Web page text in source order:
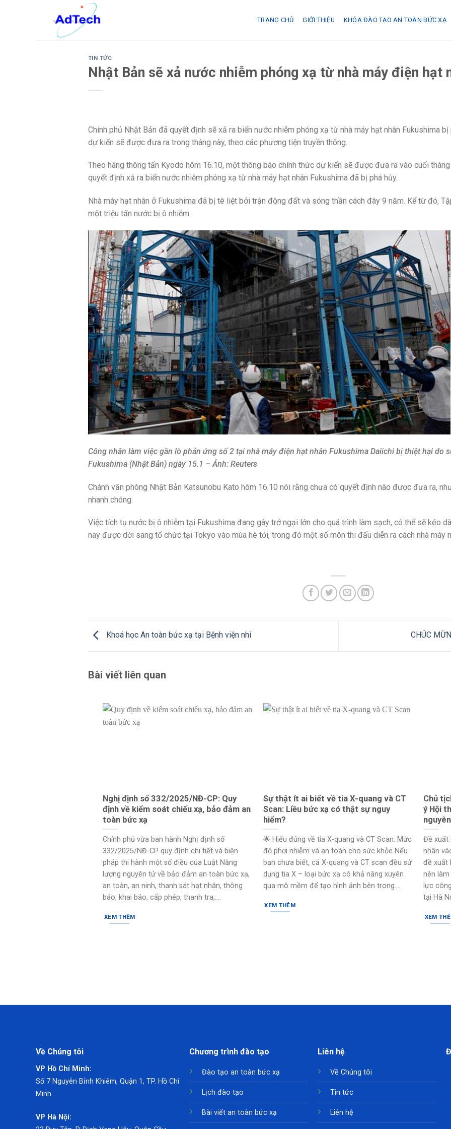
TRANG CHỦ GIỚI THIỆU KHÓA ĐÀO TẠO AN TOÀN BỨC XẠ
TIN TỨC
Nhật Bản sẽ xả nước nhiễm phóng xạ từ nhà máy điện hạt
Chính phủ Nhật Bản đã quyết định sẽ xả ra biển nước nhiễm phóng xạ từ nhà máy hạt nhân Fukushima
dự kiến sẽ được đưa ra trong tháng này, theo các phương tiện truyền thông.
Theo hãng thông tấn Kyodo hôm 16.10, một thông báo chính thức dự kiến sẽ được đưa ra vào cuối
quyết định xả ra biển nước nhiễm phóng xạ từ nhà máy hạt nhân Fukushima đã bị phá hủy.
Nhà máy hạt nhân ở Fukushima đã bị tê liệt bởi trận động đất và sóng thần cách đây 9 năm. Kể từ đó,
một triệu tấn nước bị ô nhiễm.
Công nhân làm việc gần lò phản ứng số 2 tại nhà máy điện hạt nhân Fukushima Daiichi bị thiệt hại do
Fukushima (Nhật Bản) ngày 15.1 – Ảnh: Reuters
Chánh văn phòng Nhật Bản Katsunobu Kato hôm 16.10 nói rằng chưa có quyết định nào được đưa ra,
nhanh chóng.
Việc tích tụ nước bị ô nhiễm tại Fukushima đang gây trở ngại lớn cho quá trình làm sạch, có thể sẽ kéo
nay được dời sang tổ chức tại Tokyo vào mùa hè tới, trong đó một số môn thi đấu diễn ra cách nhà máy
Khoá học An toàn bức xạ tại Bệnh viện nhi CHÚC
Bài viết liên quan
Nghị định số 332/2025/NĐ-CP: Quy
định về kiểm soát chiếu xạ, bảo đảm an
toàn bức xạ
Chính phủ vừa ban hành Nghị định số
332/2025/NĐ-CP quy định chi tiết và biện
pháp thi hành một số điều của Luật Năng
lượng nguyên tử về bảo đảm an toàn bức xạ,
an toàn, an ninh, thanh sát hạt nhân, thông
báo, khai báo, cấp phép, thanh tra,....
XEM THÊM
Sự thật ít ai biết về tia X-quang và CT
Scan: Liều bức xạ có thật sự nguy
hiểm?
🌟 Hiểu đúng về tia X-quang và CT Scan: Mức
độ phơi nhiễm và an toàn cho sức khỏe Nếu
bạn chưa biết, cả X-quang và CT scan đều sử
dụng tia X – loại bức xạ có khả năng xuyên
qua mô mềm để tạo hình ảnh bên trong....
XEM THÊM
Chủ
ý Hội
Đề xuất
nhân
đề xuất
nên
lực
tại Hà
XEM
Về Chúng tôi
VP Hồ Chí Minh:
Số 7 Nguyễn Bỉnh Khiêm, Quận 1, TP. Hồ Chí
Minh.
VP Hà Nội:
Chương trình đào tạo
Đào tạo an toàn bức xạ
Lịch đào tạo
Bài viết an toàn bức xạ
Liên hệ
Về Chúng tôi
Tin tức
Liên hệ